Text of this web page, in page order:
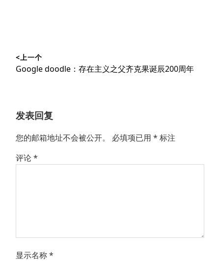
章
<上一个
上
Google doodle：存在主义之父齐克果诞辰200周年
发表回复
您的邮箱地址不会被公开。 必填项已用 * 标注
评论*
显示名称*